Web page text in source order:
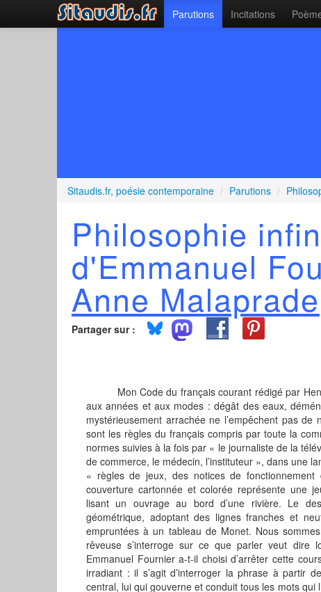
Parutions Incitations
Sitaudis.fr, poésie contemporaine / Parutions /
Philosophie
d'Emmanuel
Anne Malaprade
Partager sur :
Mon Code du français courant rédigé par
aux années et aux modes : dégât des eaux,
mystérieusement arrachée ne l’empêchent pas de
sont les règles du français compris par toute la
normes suivies à la fois par « le journaliste de la
de commerce, le médecin, l’instituteur », dans une
« règles de jeux, des notices de fonctionnement
couverture cartonnée et colorée représente une
lisant un ouvrage au bord d’une rivière. Le
géométrique, adoptant des lignes franches et
empruntées à un tableau de Monet. Nous
rêveuse s’interroge sur ce que parler veut dire
Emmanuel Fournier a-t-il choisi d’arrêter cette
irradiant : il s’agit d’interroger la phrase à partir
central, lui qui gouverne et conduit tous les mots